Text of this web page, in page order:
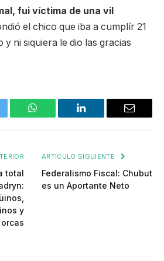
fui víctima de una vil
el chico que iba a cumplír 21
ni siquiera le dio las gracias
WhatsApp LinkedIn Email
total
y
orcas
ARTÍCULO SIGUIENTE
Federalismo Fiscal: Chubut
es un Aportante Neto